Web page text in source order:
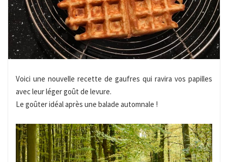
Voici une nouvelle recette de gaufres qui ravira vos papilles
avec leur léger goût de levure.
Le goûter idéal après une balade automnale !